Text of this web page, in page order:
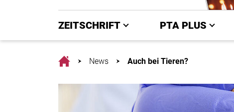
ZEITSCHRIFT PTA PLUS
HomeNews Auch bei Tieren?